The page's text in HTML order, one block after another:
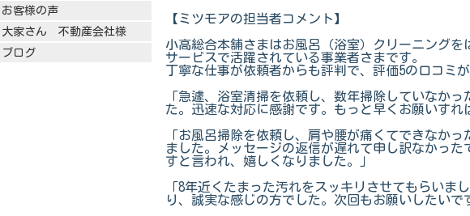
【ミツモアの担当者コメント】
小高総合本舗さまはお風呂（浴室）クリーニングを
サービスで活躍されている事業者さまです。
丁寧な仕事が依頼者からも評判で、評価5の口コミ
「急遽、浴室清掃を依頼し、数年掃除していなか
た。迅速な対応に感謝です。もっと早くお願いすれ
「お風呂掃除を依頼し、肩や腰が痛くてできなか
ました。メッセージの返信が遅れて申し訳なかっ
すと言われ、嬉しくなりました。」
「8年近くたまった汚れをスッキリさせてもらいま
り、誠実な感じの方でした。次回もお願いしたいで
お客様の声
大家さん 不動産会社様
ブログ